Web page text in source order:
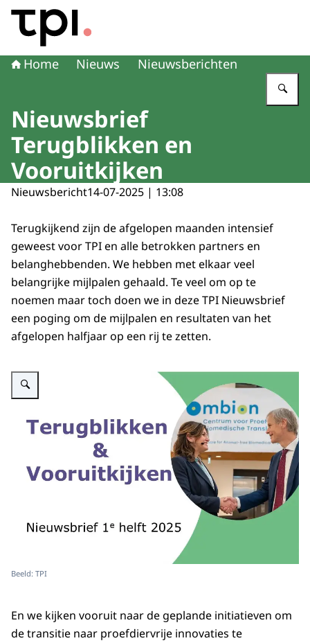
Naar de homepage van Transitie Proefdiervrije Innovatie
Home Nieuws Nieuwsberichten
Nieuwsbrief
Terugblikken en
Vooruitkijken
Nieuwsbericht14-07-2025 | 13:08
Terugkijkend zijn de afgelopen maanden intensief
geweest voor TPI en alle betrokken partners en
belanghebbenden. We hebben met elkaar veel
belangrijke mijlpalen gehaald. Te veel om op te
noemen maar toch doen we in dezeTPI Nieuwsbrief
een poging om de mijlpalen en resultaten van het
afgelopen halfjaar op een rij te zetten.
Vergroot afbeelding Afbeelding TPI Nieuwsbrief Terugblikken en
Beeld: TPI
En we kijken vooruit naar de geplande initiatieven om
de transitie naar proefdiervrije innovaties te